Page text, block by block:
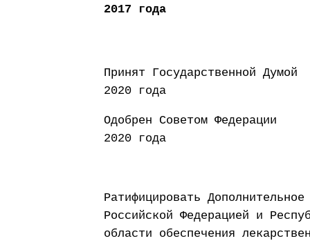
2017 года
Принят
2020 года
Одобрен
2020 года
Ратифицировать
Российской Федерацией и
области обеспечения